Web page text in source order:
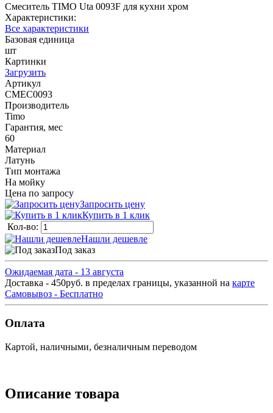
Смеситель TIMO Uta 0093F для кухни хром
Характеристики:
Все характеристики
Базовая единица
шт
Картинки
Загрузить
Артикул
СМЕС0093
Производитель
Timo
Гарантия, мес
60
Материал
Латунь
Тип монтажа
На мойку
Цена по запросу
Запросить цену
Купить в 1 клик
Кол-во:
Нашли дешевле
Под заказ
Ожидаемая дата - 13 августа
Доставка - 450руб. в пределах границы, указанной на карте
Самовывоз - Бесплатно
Оплата
Картой, наличными, безналичным переводом
Описание товара